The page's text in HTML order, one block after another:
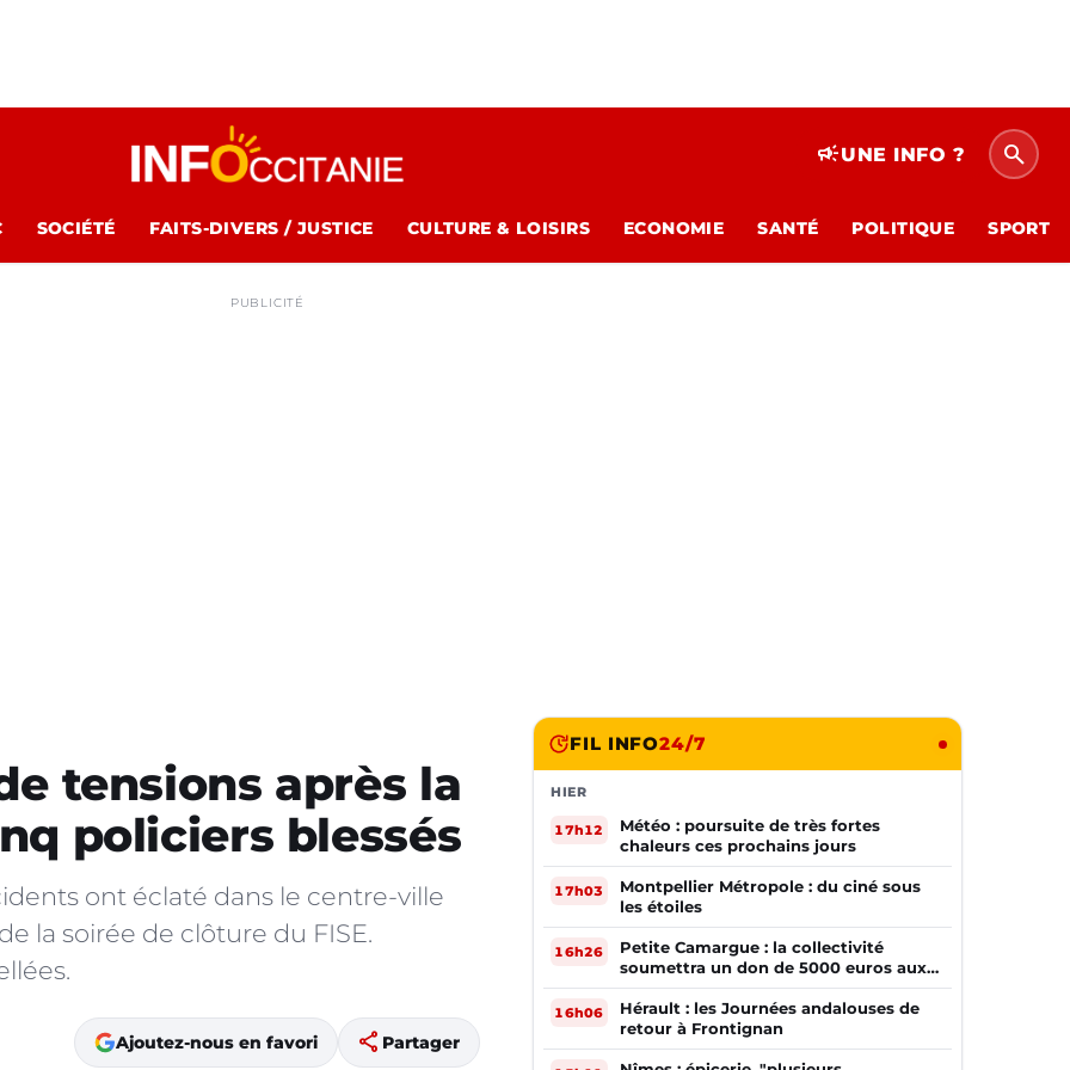
campaignUNE INFO ? search
SOCIÉTÉ FAITS-DIVERS / JUSTICE CULTURE & LOISIRS ECONOMIE SANTÉ POLITIQUE SPORT
PUBLICITÉ
tensions après la
policiers blessés
ont éclaté dans le centre-ville
la soirée de clôture du FISE.
Ajoutez-nous en favori share Partager
FIL INFO24/7
HIER
17h12
Météo : poursuite de très fortes
chaleurs ces prochains jours
17h03
Montpellier Métropole : du ciné sous
les étoiles
16h26
Petite Camargue : la collectivité
soumettra un don de 5000 euros aux
sinistrés de la Gironde
16h06
Hérault : les Journées andalouses de
retour à Frontignan